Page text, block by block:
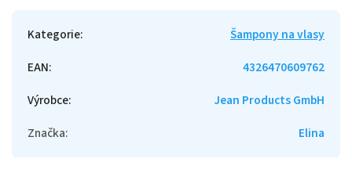
Kategorie:
Šampony na vlasy
EAN:
4326470609762
Výrobce:
Jean Products GmbH
Značka: Elina